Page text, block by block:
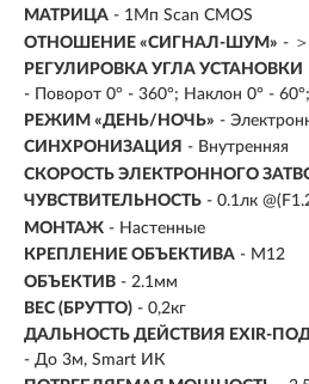
МАТРИЦА - 1Мп Scan CMOS
ОТНОШЕНИЕ «СИГНАЛ-ШУМ» -
РЕГУЛИРОВКА УГЛА УСТАНОВКИ
- Поворот 0° - 360°; Наклон 0° -
РЕЖИМ «ДЕНЬ/НОЧЬ» -
СИНХРОНИЗАЦИЯ - Внутренняя
СКОРОСТЬ ЭЛЕКТРОННОГО
ЧУВСТВИТЕЛЬНОСТЬ - 0.1лк
МОНТАЖ - Настенные
КРЕПЛЕНИЕ ОБЪЕКТИВА - М12
ОБЪЕКТИВ - 2.1мм
ВЕС (БРУТТО) - 0,2кг
ДАЛЬНОСТЬ ДЕЙСТВИЯ EXIR-
- До 3м, Smart ИК